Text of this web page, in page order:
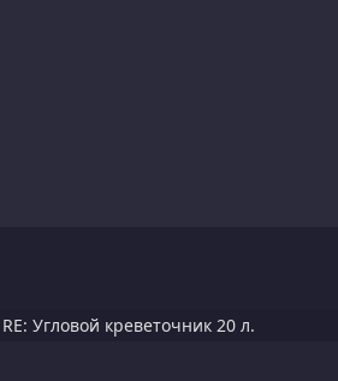
RE: Угловой креветочник 20 л.